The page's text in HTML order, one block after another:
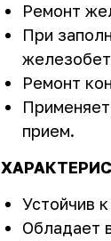
Ремонт
При
Ремонт
прием.
Устойчив
Обладает